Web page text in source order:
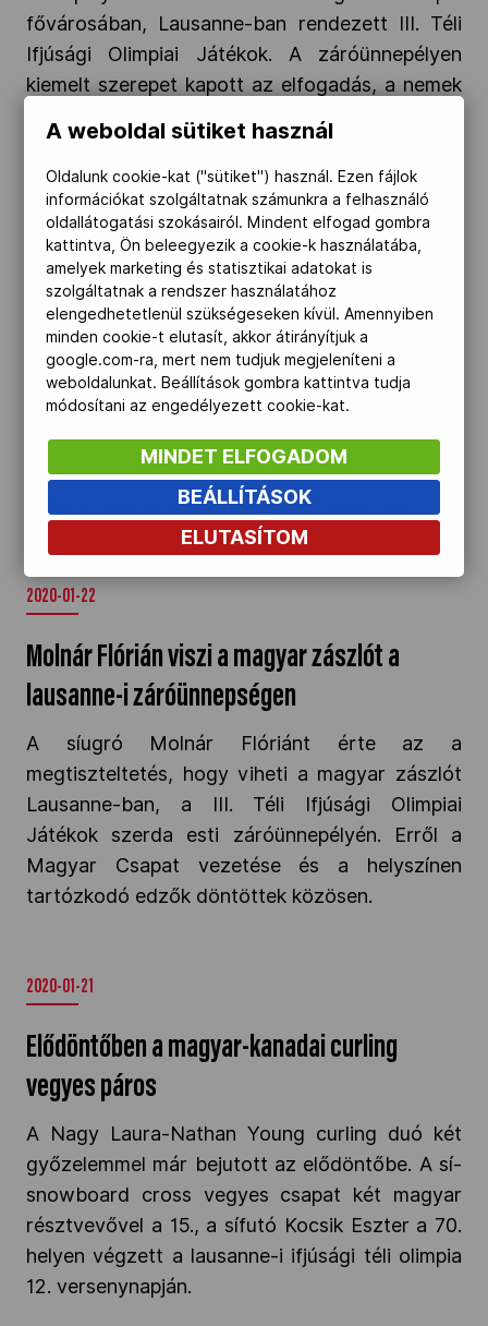
fővárosában, Lausanne-ban rendezett III. Téli
Ifjúsági Olimpiai Játékok. A záróünnepélyen
kiemelt szerepet kapott az elfogadás, a nemek
2020-01-22
A Nagy Laura-Nathan Young curling vegyes
páros aranyérmes az ifjúsági olimpián
A lausanne-i ifjúsági téli olimpia utolsó
versenynapján megszerezte a magyar csapat a
második aranyérmét, a curlinges Nagy Laura
révén. Közel állt a dobogóhoz a rövidpályás
gyorskorcsolyázó Somogyi Barbara is, de
végül a vegyes nemzeti váltó 4. helyen zárt.
2020-01-22
Molnár Flórián viszi a magyar zászlót a
lausanne-i záróünnepségen
A síugró Molnár Flóriánt érte az a
megtiszteltetés, hogy viheti a magyar zászlót
Lausanne-ban, a III. Téli Ifjúsági Olimpiai
Játékok szerda esti záróünnepélyén. Erről a
Magyar Csapat vezetése és a helyszínen
tartózkodó edzők döntöttek közösen.
2020-01-21
Elődöntőben a magyar-kanadai curling
vegyes páros
A Nagy Laura-Nathan Young curling duó két
győzelemmel már bejutott az elődöntőbe. A sí-
snowboard cross vegyes csapat két magyar
résztvevővel a 15., a sífutó Kocsik Eszter a 70.
helyen végzett a lausanne-i ifjúsági téli olimpia
12. versenynapján.
A weboldal sütiket használ
Oldalunk cookie-kat ("sütiket") használ. Ezen fájlok
információkat szolgáltatnak számunkra a felhasználó
oldallátogatási szokásairól. Mindent elfogad gombra
kattintva, Ön beleegyezik a cookie-k használatába,
amelyek marketing és statisztikai adatokat is
szolgáltatnak a rendszer használatához
elengedhetetlenül szükségeseken kívül. Amennyiben
minden cookie-t elutasít, akkor átirányítjuk a
google.com-ra, mert nem tudjuk megjeleníteni a
weboldalunkat. Beállítások gombra kattintva tudja
módosítani az engedélyezett cookie-kat.
MINDET ELFOGADOM
BEÁLLÍTÁSOK
ELUTASÍTOM